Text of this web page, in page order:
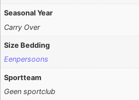
Seasonal Year
Carry Over
Size Bedding
Eenpersoons
Sportteam
Geen sportclub